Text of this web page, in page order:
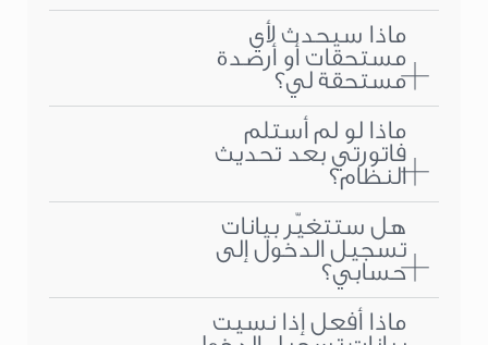
ماذا سيحدث لأي
مستحقات أو أرصدة
مستحقة لي؟
ماذا لو لم أستلم
فاتورتي بعد تحديث
النظام؟
هل ستتغيّر بيانات
تسجيل الدخول إلى
حسابي؟
ماذا أفعل إذا نسيت